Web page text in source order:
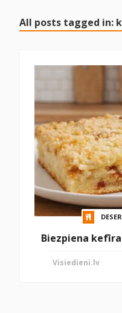
All posts tagged in:
Biezpiena
Visiedieni.lv